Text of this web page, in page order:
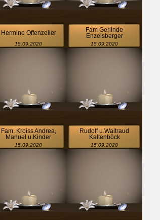
Hermine Offenzeller
15.09.2020
Fam Gerlinde
Enzelsberger
15.09.2020
Fam. Kroiss Andrea,
Manuel u.Kinder
15.09.2020
Rudolf u.Waltraud
Kaltenböck
15.09.2020